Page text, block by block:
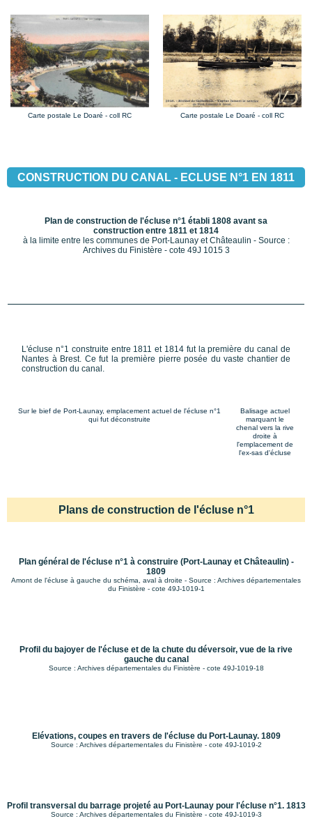
Carte postale Le Doaré - coll RC Carte postale Le Doaré - coll RC
CONSTRUCTION DU CANAL - ECLUSE N°1 EN 1811
Plan de construction de l'écluse n°1 établi 1808 avant sa
construction entre 1811 et 1814
à la limite entre les communes de Port-Launay et Châteaulin - Source :
Archives du Finistère - cote 49J 1015 3
L'écluse n°1 construite entre 1811 et 1814 fut la première du canal de
Nantes à Brest. Ce fut la première pierre posée du vaste chantier de
construction du canal.
Sur le bief de Port-Launay, emplacement actuel de l'écluse n°1
qui fut déconstruite
Balisage actuel
marquant le
chenal vers la rive
droite à
l'emplacement de
l'ex-sas d'écluse
Plans de construction de l'écluse n°1
Plan général de l'écluse n°1 à construire (Port-Launay et Châteaulin) -
1809
Amont de l'écluse à gauche du schéma, aval à droite - Source : Archives départementales
du Finistère - cote 49J-1019-1
Profil du bajoyer de l'écluse et de la chute du déversoir, vue de la rive
gauche du canal
Source : Archives départementales du Finistère - cote 49J-1019-18
Elévations, coupes en travers de l'écluse du Port-Launay. 1809
Source : Archives départementales du Finistère - cote 49J-1019-2
Profil transversal du barrage projeté au Port-Launay pour l'écluse n°1. 1813
Source : Archives départementales du Finistère - cote 49J-1019-3